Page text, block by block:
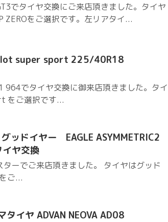
でタイヤ交換にご来店頂きました。タイヤ
ZEROをご選択です。左リアタイ...
super sport 225/40R18
964でタイヤ交換に御来店頂きました。タイ
をご選択です...
ドイヤー EAGLE ASYMMETRIC2
ヤ交換
ーでご来店頂きました。 タイヤはグッド
ご...
イヤ ADVAN NEOVA AD08